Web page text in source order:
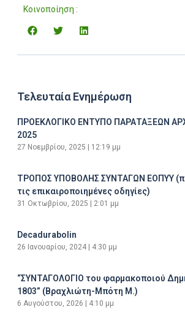
Κοινοποίηση :
Τελευταία Ενημέρωση
ΠΡΟΕΚΛΟΓΙΚΟ ΕΝΤΥΠΟ ΠΑΡΑΤΑΞΕΩΝ
2025
27 Νοεμβρίου, 2025 12:19 μμ
ΤΡΟΠΟΣ ΥΠΟΒΟΛΗΣ ΣΥΝΤΑΓΩΝ ΕΟΠΥΥ
τις επικαιροποιημένες οδηγίες)
31 Οκτωβρίου, 2025 2:01 μμ
Decadurabolin
26 Ιανουαρίου, 2024 4:30 μμ
“ΣΥΝΤΑΓΟΛΟΓΙΟ του φαρμακοποιού
1803” (Βραχλιώτη-Μπότη Μ.)
6 Αυγούστου, 2026 4:10 μμ